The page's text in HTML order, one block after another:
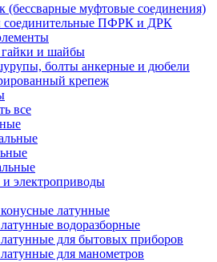
(бессварные муфтовые соединения)
ПФРК и ДРК
и шайбы
болты анкерные и дюбели
крепеж
все
и электроприводы
латунные
водоразборные
для бытовых приборов
для манометров